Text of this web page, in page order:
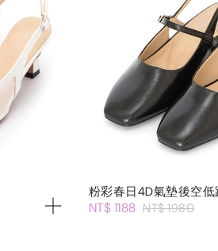
粉彩春日4D氣墊後空低
NT$ 1188 NT$ 1980